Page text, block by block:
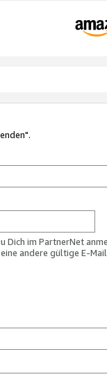
Dich im PartnerNet
andere gültige E-